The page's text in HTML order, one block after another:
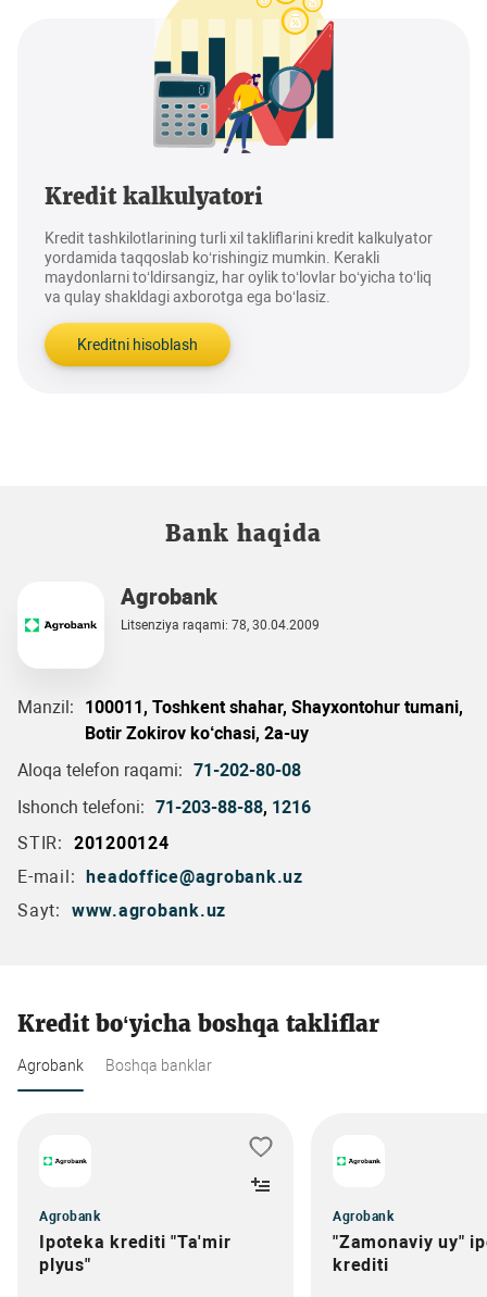
Kredit kalkulyatori
Kredit tashkilotlarining turli xil takliflarini kredit kalkulyator
yordamida taqqoslab ko‘rishingiz mumkin. Kerakli
maydonlarni to‘ldirsangiz, har oylik to‘lovlar bo‘yicha to‘liq
va qulay shakldagi axborotga ega bo‘lasiz.
Kreditni hisoblash
Bank haqida
Agrobank
Litsenziya raqami: 78, 30.04.2009
Manzil:
100011, Toshkent shahar, Shayxontohur tumani,
Botir Zokirov ko‘chasi, 2a-uy
Aloqa telefon raqami: 71-202-80-08
Ishonch telefoni: 71-203-88-88, 1216
STIR:
201200124
E-mail: headoffice@agrobank.uz
Sayt:
www.agrobank.uz
Kredit bo‘yicha boshqa takliflar
Agrobank Boshqa banklar
Agrobank
Ipoteka krediti "Ta'mir
plyus"
Agrobank
"Zamonaviy uy"
krediti